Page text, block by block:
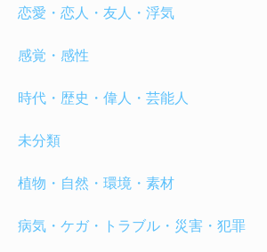
恋愛・恋人・友人・浮気
感覚・感性
時代・歴史・偉人・芸能人
未分類
植物・自然・環境・素材
病気・ケガ・トラブル・災害・犯罪